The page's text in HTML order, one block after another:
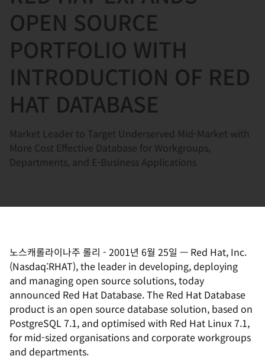
OPEN SOURCE
PORTFOLIO WITH
INTRODUCTION OF RED
HAT DATABASE
Market Leader to Target Underserved Mid-Market with
More Cost Effective Database for Workgroups,
Departments, and E-Business Applications
노스캐롤라이나주 롤리 - 2001년 6월 25일 — Red Hat, Inc.
(Nasdaq:RHAT), the leader in developing, deploying
and managing open source solutions, today
announced Red Hat Database. The Red Hat Database
product is an open source database solution, based on
PostgreSQL 7.1, and optimised with Red Hat Linux 7.1,
for mid-sized organisations and corporate workgroups
and departments.